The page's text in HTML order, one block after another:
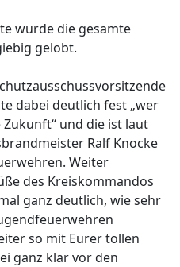
wurde die gesamte
gelobt.
dabei deutlich fest „wer
und die ist laut
Ralf Knocke
Weiter
des Kreiskommandos
ganz deutlich, wie sehr
so mit Eurer tollen
ganz klar vor den